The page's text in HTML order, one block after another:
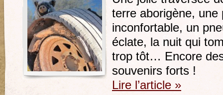
terre aborigène, une
inconfortable, un
éclate, la nuit qui
trop tôt… Encore
souvenirs forts !
Lire l’article »